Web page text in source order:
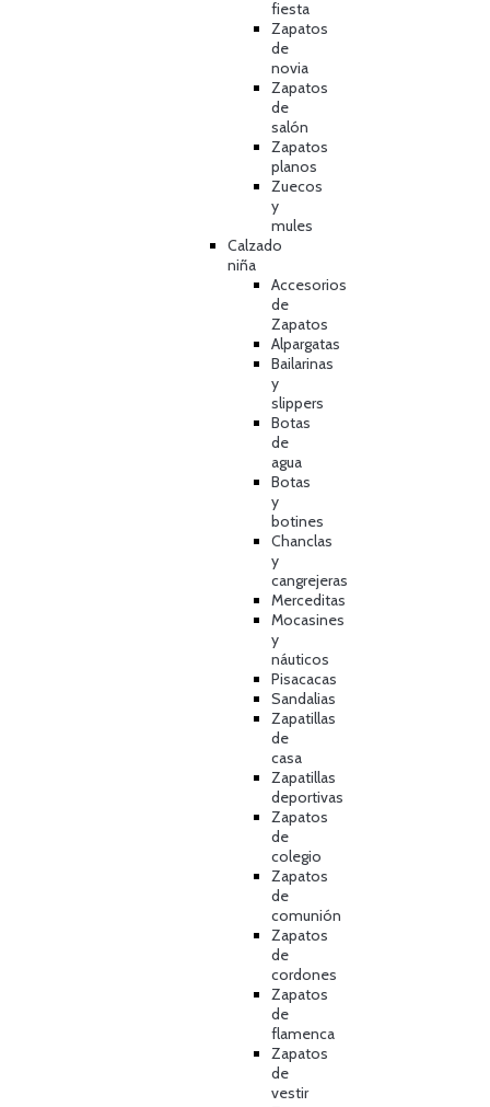
fiesta
Zapatos
de
novia
Zapatos
de
salón
Zapatos
planos
Zuecos
y
mules
Calzado
niña
Accesorios
de
Zapatos
Alpargatas
Bailarinas
y
slippers
Botas
de
agua
Botas
y
botines
Chanclas
y
cangrejeras
Merceditas
Mocasines
y
náuticos
Pisacacas
Sandalias
Zapatillas
de
casa
Zapatillas
deportivas
Zapatos
de
colegio
Zapatos
de
comunión
Zapatos
de
cordones
Zapatos
de
flamenca
Zapatos
de
vestir